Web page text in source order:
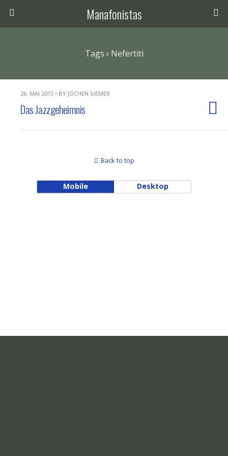
Manafonistas
Tags › Nefertiti
26. MAI 2015 • BY JOCHEN SIEMER
Das Jazzgeheimnis
Back to top
Mobile Desktop